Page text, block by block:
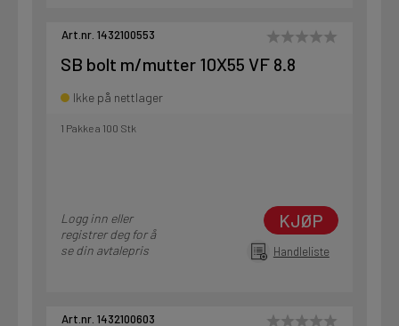
Art.nr. 1432100553
SB bolt m/mutter 10X55 VF 8.8
Ikke på nettlager
1 Pakke a 100 Stk
Logg inn eller
registrer deg for å
se din avtalepris
KJØP
Handleliste
Art.nr. 1432100603